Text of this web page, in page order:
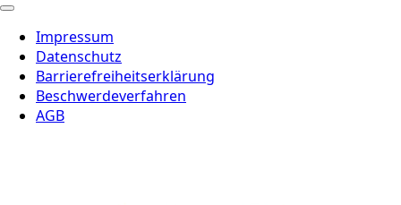
Impressum
Datenschutz
Barrierefreiheitserklärung
Beschwerdeverfahren
AGB